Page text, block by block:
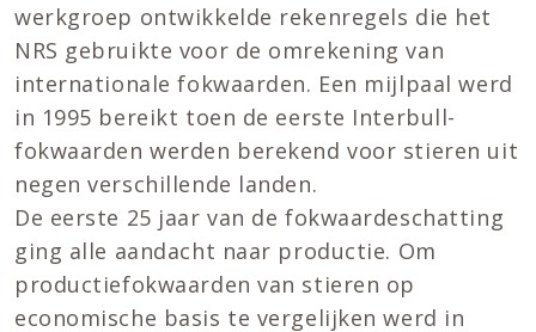
werkgroep ontwikkelde rekenregels die het
NRS gebruikte voor de omrekening van
internationale fokwaarden. Een mijlpaal werd
in 1995 bereikt toen de eerste Interbull-
fokwaarden werden berekend voor stieren uit
negen verschillende landen.
De eerste 25 jaar van de fokwaardeschatting
ging alle aandacht naar productie. Om
productiefokwaarden van stieren op
economische basis te vergelijken werd in